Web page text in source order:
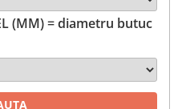
(MM) = diametru butuc